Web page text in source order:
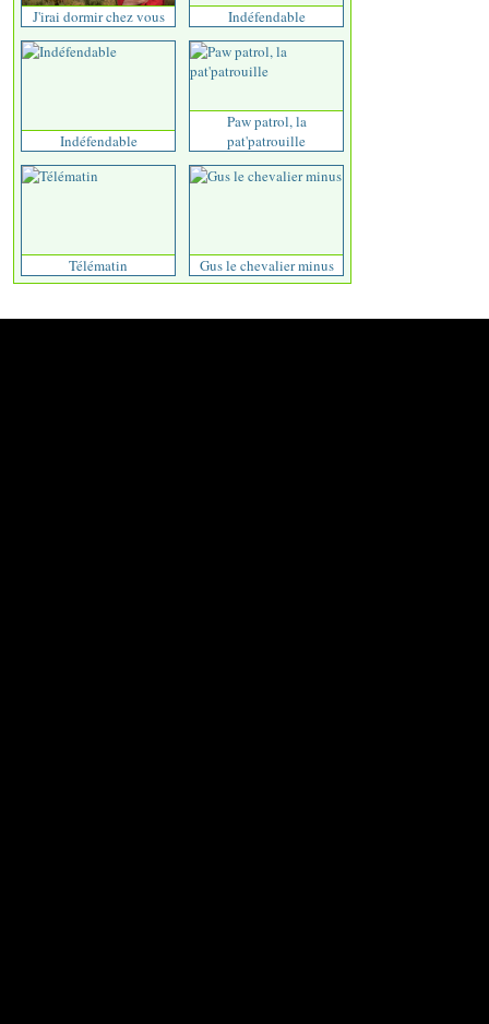
J'irai dormir chez vous Indéfendable
Indéfendable
Paw patrol, la
pat'patrouille
Télématin Gus le chevalier minus